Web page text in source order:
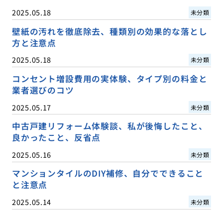
2025.05.18 未分類
壁紙の汚れを徹底除去、種類別の効果的な落とし
方と注意点
2025.05.18 未分類
コンセント増設費用の実体験、タイプ別の料金と
業者選びのコツ
2025.05.17 未分類
中古戸建リフォーム体験談、私が後悔したこと、
良かったこと、反省点
2025.05.16 未分類
マンションタイルのDIY補修、自分でできること
と注意点
2025.05.14 未分類